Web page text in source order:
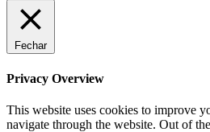
Fechar
Privacy Overview
This website uses cookies to improve
navigate through the website. Out of